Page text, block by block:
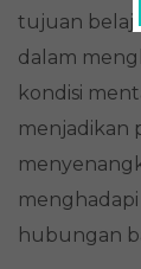
tujuan
dalam
kondisi
menjadikan
hubungan